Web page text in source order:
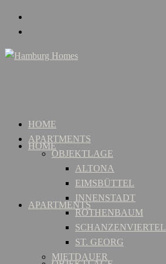
HOME
APARTMENTS
HOME
APARTMENTS
OBJEKTLAGE
ALTONA
EIMSBÜTTEL
INNENSTADT
ROTHENBAUM
SCHANZENVIERTEL
ST. GEORG
MIETDAUER